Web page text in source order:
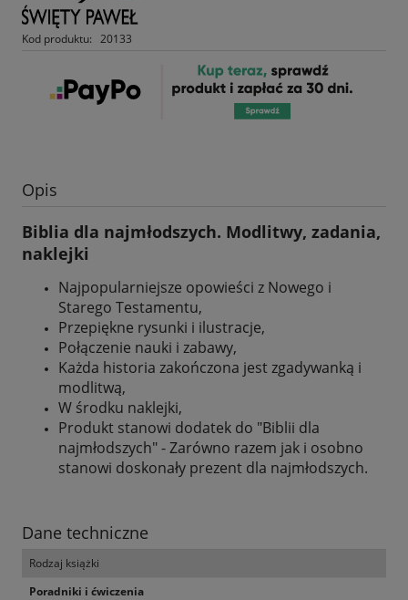
Kod produktu: 20133
Opis
Biblia dla najmłodszych. Modlitwy, zadania,
naklejki
Najpopularniejsze opowieści z Nowego i
Starego Testamentu,
Przepiękne rysunki i ilustracje,
Połączenie nauki i zabawy,
Każda historia zakończona jest zgadywanką i
modlitwą,
W środku naklejki,
Produkt stanowi dodatek do "Biblii dla
najmłodszych" - Zarówno razem jak i osobno
stanowi doskonały prezent dla najmłodszych.
Dane techniczne
Rodzaj książki
Poradniki i ćwiczenia